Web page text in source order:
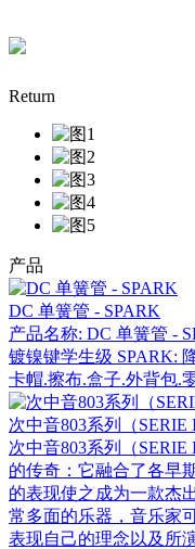
Return
产品
DC 单簧管 - SPARK
产品名称: DC 单簧管 -
镀镍键学生级 SPARK:
卡帽.擦布.盒子.外背包.
次中音803系列（SERIE
次中音803系列（
的传奇：它融合了各早
的表现使之成为一款杰
常多面的乐器，音乐家
表现自己的理念以及所